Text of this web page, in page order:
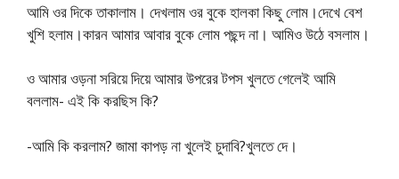
আমি ওর দিকে তাকালাম। দেখলাম ওর বুকে হালকা কিছু লোম।দেখে বেশ
খুশি হলাম।কারন আমার আবার বুকে লোম পছন্দ না। আমিও উঠে বসলাম।
ও আমার ওড়না সরিয়ে দিয়ে আমার উপরের টপস খুলতে গেলেই আমি
বললাম- এই কি করছিস কি?
-আমি কি করলাম? জামা কাপড় না খুলেই চুদাবি?খুলতে দে।